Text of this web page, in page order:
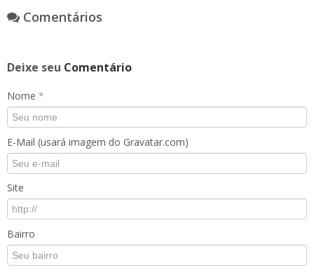
Comentários
Deixe seu Comentário
Nome *
E-Mail (usará imagem do Gravatar.com)
Site
Bairro